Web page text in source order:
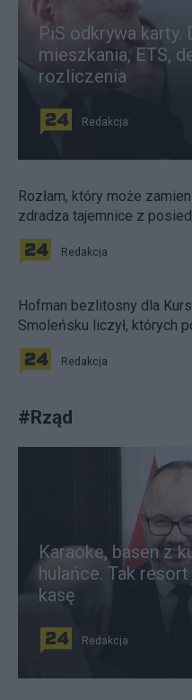
PiS odkrywa karty.
mieszkania, ETS,
rozliczenia
Redakcja
Rozłam, który może
zdradza tajemnice z
Redakcja
Hofman bezlitosny dla
Smoleńsku liczył, których
Redakcja
#Rząd
Karaoke, basen z
hulańce. Tak
kasę
Redakcja